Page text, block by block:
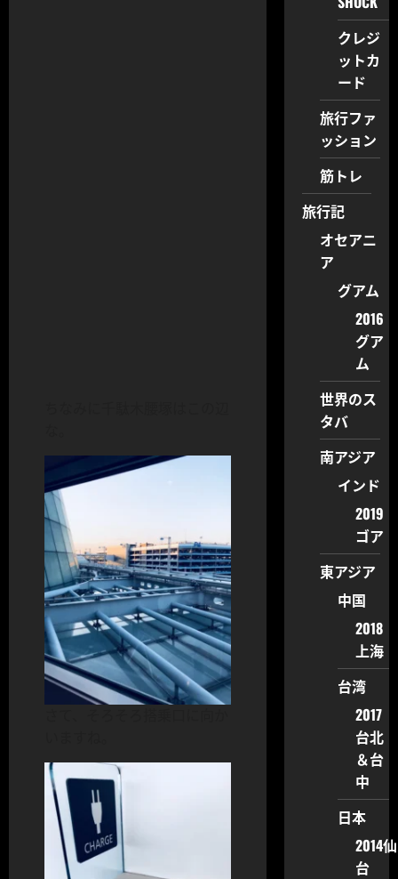
クレジ
ットカ
ード
旅行ファ
ッション
筋トレ
旅行記
オセアニ
ア
グアム
2016
グア
ム
世界のス
タバ
南アジア
インド
2019
ゴア
東アジア
中国
2018
上海
台湾
2017
台北
＆台
中
日本
2014仙
台